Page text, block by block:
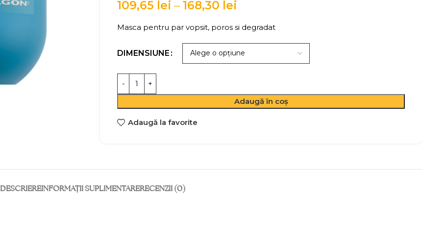
109,65 lei – 168,30 lei
Masca pentru par vopsit, poros si degradat
DIMENSIUNE
Adaugă în coș
Adaugă la favorite
DESCRIEREINFORMAȚII SUPLIMENTARERECENZII (0)